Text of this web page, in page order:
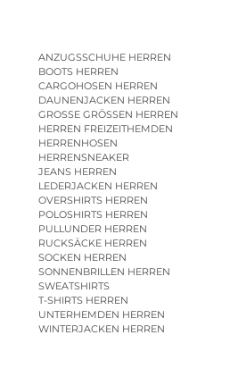
ANZUGSSCHUHE HERREN
BOOTS HERREN
CARGOHOSEN HERREN
DAUNENJACKEN HERREN
GROSSE GRÖSSEN HERREN
HERREN FREIZEITHEMDEN
HERRENHOSEN
HERRENSNEAKER
JEANS HERREN
LEDERJACKEN HERREN
OVERSHIRTS HERREN
POLOSHIRTS HERREN
PULLUNDER HERREN
RUCKSÄCKE HERREN
SOCKEN HERREN
SONNENBRILLEN HERREN
SWEATSHIRTS
T-SHIRTS HERREN
UNTERHEMDEN HERREN
WINTERJACKEN HERREN